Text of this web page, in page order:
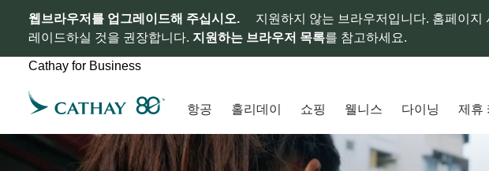
웹브라우저를 업그레이드해 주십시오.
지원하지 않는 브라우저입니다. 홈페이
레이드하실 것을 권장합니다. 지원하는 브라우저 목록를 참고하세요.
Cathay for Business
항공 홀리데이 쇼핑 웰니스 다이닝 제휴